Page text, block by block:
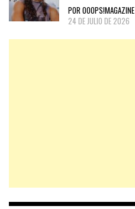
POR OOOPS!MAGAZINE
24 DE JULIO DE 2026